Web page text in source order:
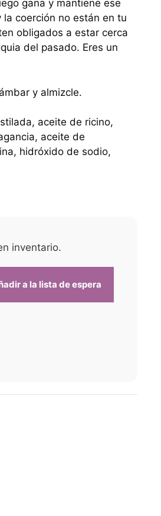
gana y mantiene ese
coerción no están en tu
obligados a estar cerca
del pasado. Eres un
y almizcle.
aceite de ricino,
aceite de
hidróxido de sodio,
inventario.